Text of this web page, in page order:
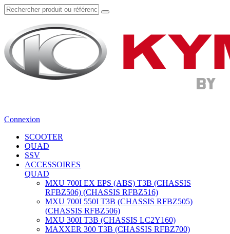
Connexion
SCOOTER
QUAD
SSV
ACCESSOIRES
QUAD
MXU 700I EX EPS (ABS) T3B (CHASSIS
RFBZ506) (CHASSIS RFBZ516)
MXU 700I 550I T3B (CHASSIS RFBZ505)
(CHASSIS RFBZ506)
MXU 300I T3B (CHASSIS LC2Y160)
MAXXER 300 T3B (CHASSIS RFBZ700)